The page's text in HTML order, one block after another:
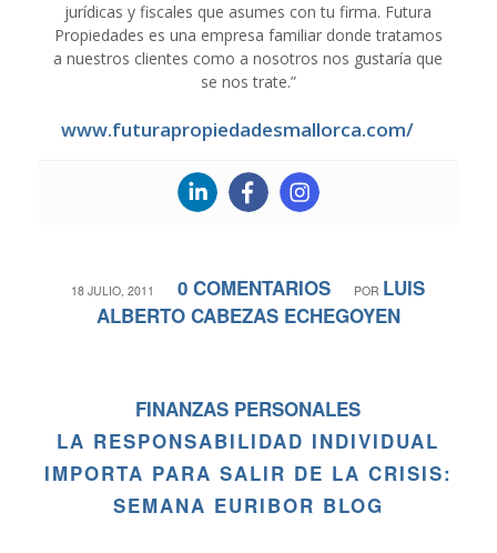
jurídicas y fiscales que asumes con tu firma. Futura
Propiedades es una empresa familiar donde tratamos
a nuestros clientes como a nosotros nos gustaría que
se nos trate.”
www.futurapropiedadesmallorca.com/
18 JULIO, 2011
/ 0 COMENTARIOS
/ POR LUIS
ALBERTO CABEZAS ECHEGOYEN
FINANZAS PERSONALES
LA RESPONSABILIDAD INDIVIDUAL
IMPORTA PARA SALIR DE LA CRISIS:
SEMANA EURIBOR BLOG